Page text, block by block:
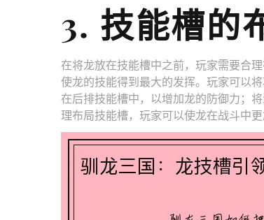
3. 技能槽的
在将龙放在技能槽中之前，玩家需要合
使龙的技能得到最大的发挥。玩家可以
在后排技能槽中，以增加龙的防御力；
理布局技能槽，玩家可以使龙在战斗中更